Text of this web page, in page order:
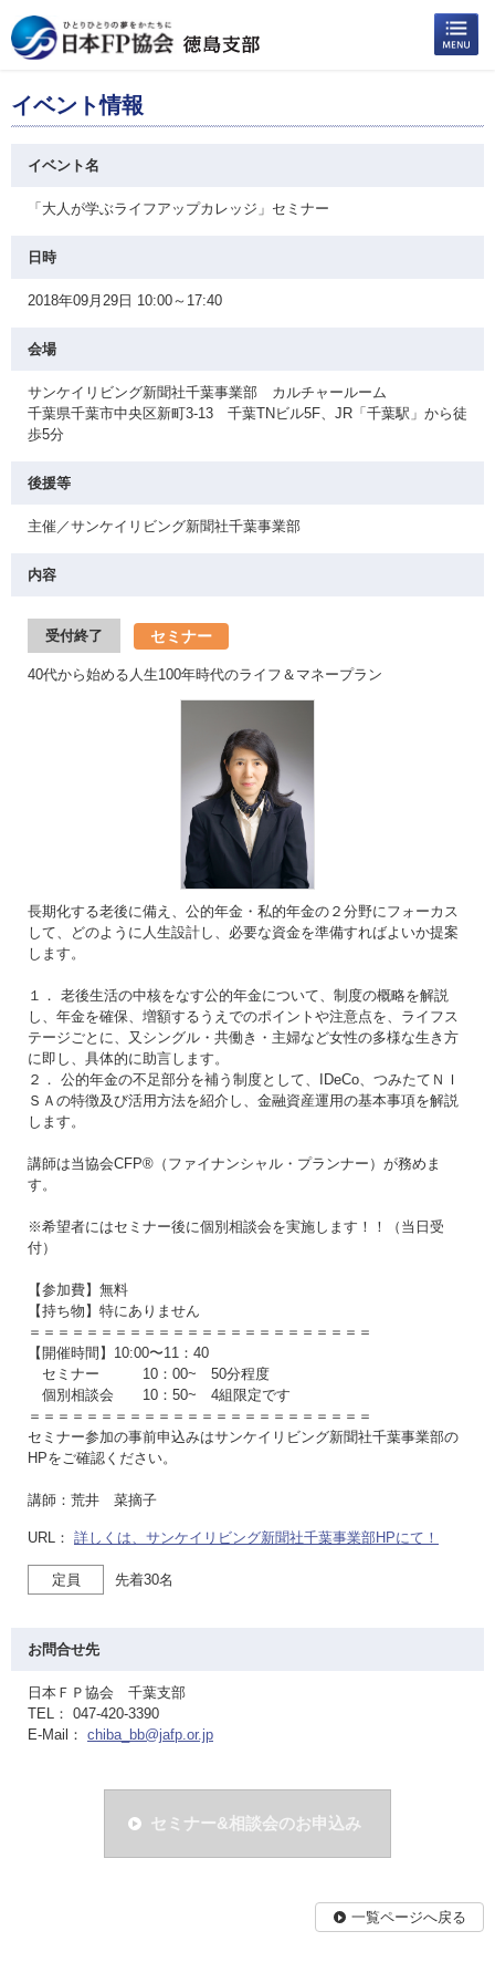
イベント情報
イベント名
「大人が学ぶライフアップカレッジ」セミナー
日時
2018年09月29日 10:00～17:40
会場
サンケイリビング新聞社千葉事業部 カルチャールーム
千葉県千葉市中央区新町3-13 千葉TNビル5F、JR「千葉駅」から徒
歩5分
後援等
主催／サンケイリビング新聞社千葉事業部
内容
受付終了 セミナー
40代から始める人生100年時代のライフ＆マネープラン
長期化する老後に備え、公的年金・私的年金の２分野にフォーカス
して、どのように人生設計し、必要な資金を準備すればよいか提案
します。
１． 老後生活の中核をなす公的年金について、制度の概略を解説
し、年金を確保、増額するうえでのポイントや注意点を、ライフス
テージごとに、又シングル・共働き・主婦など女性の多様な生き方
に即し、具体的に助言します。
２． 公的年金の不足部分を補う制度として、IDeCo、つみたてＮＩ
ＳＡの特徴及び活用方法を紹介し、金融資産運用の基本事項を解説
します。
講師は当協会CFP®（ファイナンシャル・プランナー）が務めま
す。
※希望者にはセミナー後に個別相談会を実施します！！（当日受
付）
【参加費】無料
【持ち物】特にありません
＝＝＝＝＝＝＝＝＝＝＝＝＝＝＝＝＝＝＝＝＝＝＝＝
【開催時間】10:00〜11：40
セミナー 10：00~ 50分程度
個別相談会 10：50~ 4組限定です
＝＝＝＝＝＝＝＝＝＝＝＝＝＝＝＝＝＝＝＝＝＝＝＝
セミナー参加の事前申込みはサンケイリビング新聞社千葉事業部の
HPをご確認ください。
講師：荒井 菜摘子
URL： 詳しくは、サンケイリビング新聞社千葉事業部HPにて！
定員 先着30名
お問合せ先
日本ＦＰ協会 千葉支部
TEL： 047-420-3390
E-Mail： chiba_bb@jafp.or.jp
セミナー&相談会のお申込み
一覧ページへ戻る